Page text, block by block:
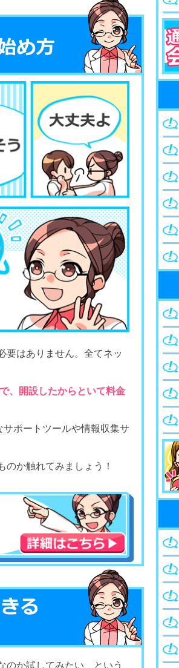
要はありません。全てネッ
、開設したからといて料金
ポートツールや情報収集サ
か触れてみましょう！
のか試してみたい、という